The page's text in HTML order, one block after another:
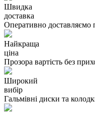
Швидка
доставка
Оперативно доставляємо
Найкраща
ціна
Прозора вартість без
Широкий
вибір
Гальмівні диски та